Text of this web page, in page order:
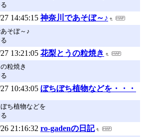
14:45:15 神奈川であそぼ～♪
そぼ～♪
13:21:05 花梨とうの粒焼き
粒焼き
10:43:05 ぼちぼち植物などを・・・
ち植物などを
21:16:32 ro-gadenの日記